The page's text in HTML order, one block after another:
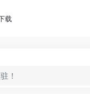
载
！